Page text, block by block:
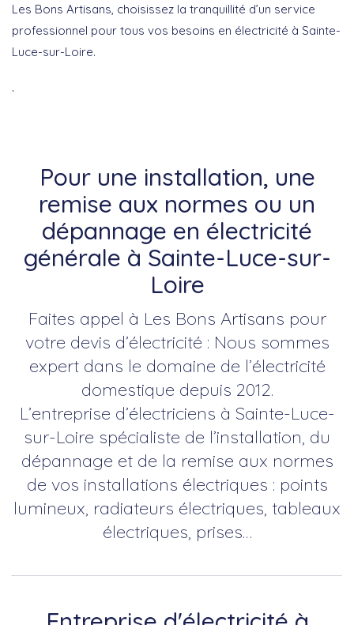
Les Bons Artisans, choisissez la tranquillité d’un service
professionnel pour tous vos besoins en électricité à Sainte-
Luce-sur-Loire.
`
Pour une installation, une
remise aux normes ou un
dépannage en électricité
générale à Sainte-Luce-sur-
Loire
Faites appel à Les Bons Artisans pour
votre devis d’électricité : Nous sommes
expert dans le domaine de l’électricité
domestique depuis 2012.
L’entreprise d’électriciens à Sainte-Luce-
sur-Loire spécialiste de l’installation, du
dépannage et de la remise aux normes
de vos installations électriques : points
lumineux, radiateurs électriques, tableaux
électriques, prises…